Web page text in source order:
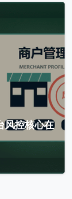
风控核心在